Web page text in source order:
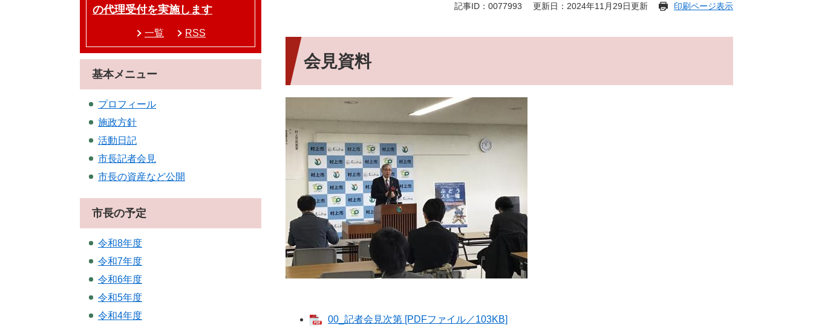
記事ID：0077993 更新日：2024年11月29日更新 印刷ページ表示
会見資料
00_記者会見次第 [PDFファイル／103KB]
の代理受付を実施します
一覧 RSS
基本メニュー
プロフィール
施政方針
活動日記
市長記者会見
市長の資産など公開
市長の予定
令和8年度
令和7年度
令和6年度
令和5年度
令和4年度